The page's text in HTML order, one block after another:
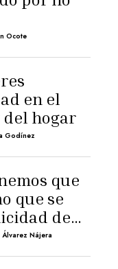
Ocote
en el
del hogar
Godínez
que
que se
de
Nájera